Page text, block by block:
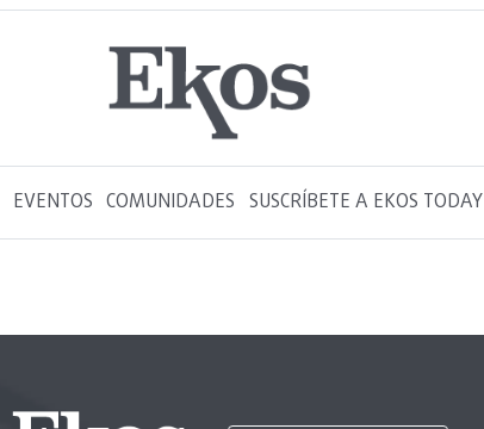
EVENTOS COMUNIDADES SUSCRÍBETE A EKOS TODAY